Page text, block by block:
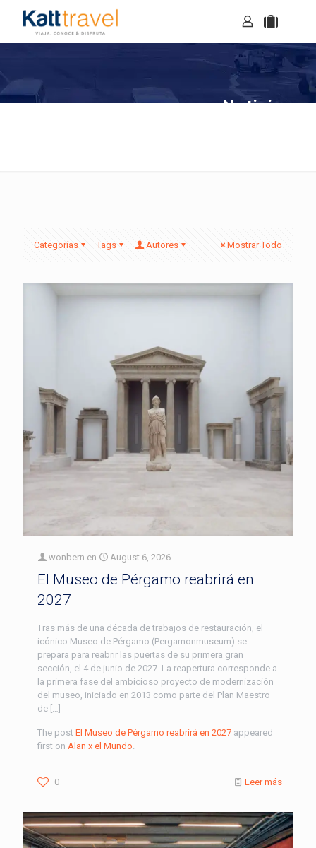
Noticias
Categorías Tags Autores Mostrar Todo
wonbern en August 6, 2026
El Museo de Pérgamo reabrirá en
2027
Tras más de una década de trabajos de restauración, el
icónico Museo de Pérgamo (Pergamonmuseum) se
prepara para reabrir las puertas de su primera gran
sección, el 4 de junio de 2027. La reapertura corresponde a
la primera fase del ambicioso proyecto de modernización
del museo, iniciado en 2013 como parte del Plan Maestro
de […]
The post El Museo de Pérgamo reabrirá en 2027 appeared
first on Alan x el Mundo.
0 Leer más